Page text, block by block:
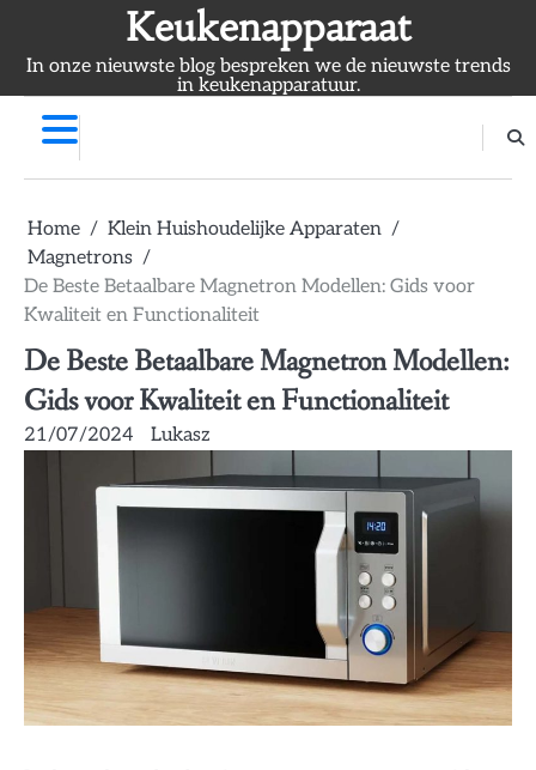
content
Keukenapparaat
In onze nieuwste blog bespreken we de nieuwste trends
in keukenapparatuur.
Home
Klein Huishoudelijke Apparaten
Magnetrons
De Beste Betaalbare Magnetron Modellen: Gids voor
Kwaliteit en Functionaliteit
De Beste Betaalbare Magnetron Modellen:
Gids voor Kwaliteit en Functionaliteit
21/07/2024 Lukasz